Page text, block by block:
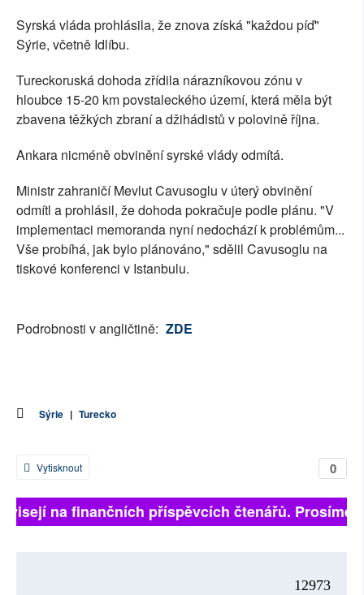
Syrská vláda prohlásila, že znova získá "každou píď"
Sýrie, včetně Idlíbu.
Tureckoruská dohoda zřídila nárazníkovou zónu v
hloubce 15-20 km povstaleckého území, která měla být
zbavena těžkých zbraní a džihádistů v polovině října.
Ankara nicméně obvinění syrské vlády odmítá.
Ministr zahraničí Mevlut Cavusoglu v úterý obvinění
odmítl a prohlásil, že dohoda pokračuje podle plánu. "V
implementaci memoranda nyní nedochází k problémům...
Vše probíhá, jak bylo plánováno," sdělil Cavusoglu na
tiskové konferenci v Istanbulu.
Podrobnosti v angličtině: ZDE
Sýrie | Turecko
0
Vytisknout
na finančních příspěvcích čtenářů. Prosíme,
12973